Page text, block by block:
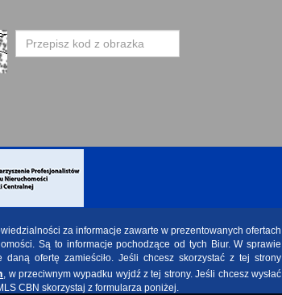
za informacje zawarte w prezentowanych ofertach
Są to informacje pochodzące od tych Biur. W sprawie
ofertę zamieściło. Jeśli chcesz skorzystać z tej strony
, w przeciwnym wypadku wyjdź z tej strony. Jeśli chcesz wysłać
CBN skorzystaj z formularza poniżej.